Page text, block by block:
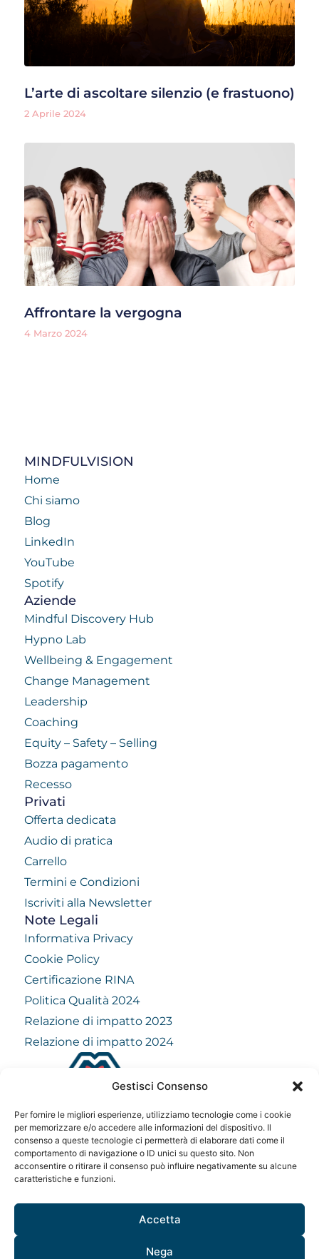
Gestisci Consenso
Per fornire le migliori esperienze, utilizziamo tecnologie come i cookie
per memorizzare e/o accedere alle informazioni del dispositivo. Il
consenso a queste tecnologie ci permetterà di elaborare dati come il
comportamento di navigazione o ID unici su questo sito. Non
acconsentire o ritirare il consenso può influire negativamente su alcune
caratteristiche e funzioni.
Accetta
Nega
L’arte di ascoltare silenzio (e frastuono)
2 Aprile 2024
Affrontare la vergogna
4 Marzo 2024
MINDFULVISION
Home
Chi siamo
Blog
LinkedIn
YouTube
Spotify
Aziende
Mindful Discovery Hub
Hypno Lab
Wellbeing & Engagement
Change Management
Leadership
Coaching
Equity – Safety – Selling
Bozza pagamento
Recesso
Privati
Offerta dedicata
Audio di pratica
Carrello
Termini e Condizioni
Iscriviti alla Newsletter
Note Legali
Informativa Privacy
Cookie Policy
Certificazione RINA
Politica Qualità 2024
Relazione di impatto 2023
Relazione di impatto 2024
info@mindfulvision.it
MindfulVision srl
“Società Benefit”
Via Monte Rosa 21, 20149, Milano
C.F. / P. IVA: 12706961005